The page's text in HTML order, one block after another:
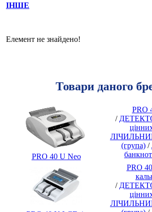
ІНШЕ
Елемент не знайдено!
Товари даного
PRO 40 U Neo
PRO
/
(група)/
PRO
/